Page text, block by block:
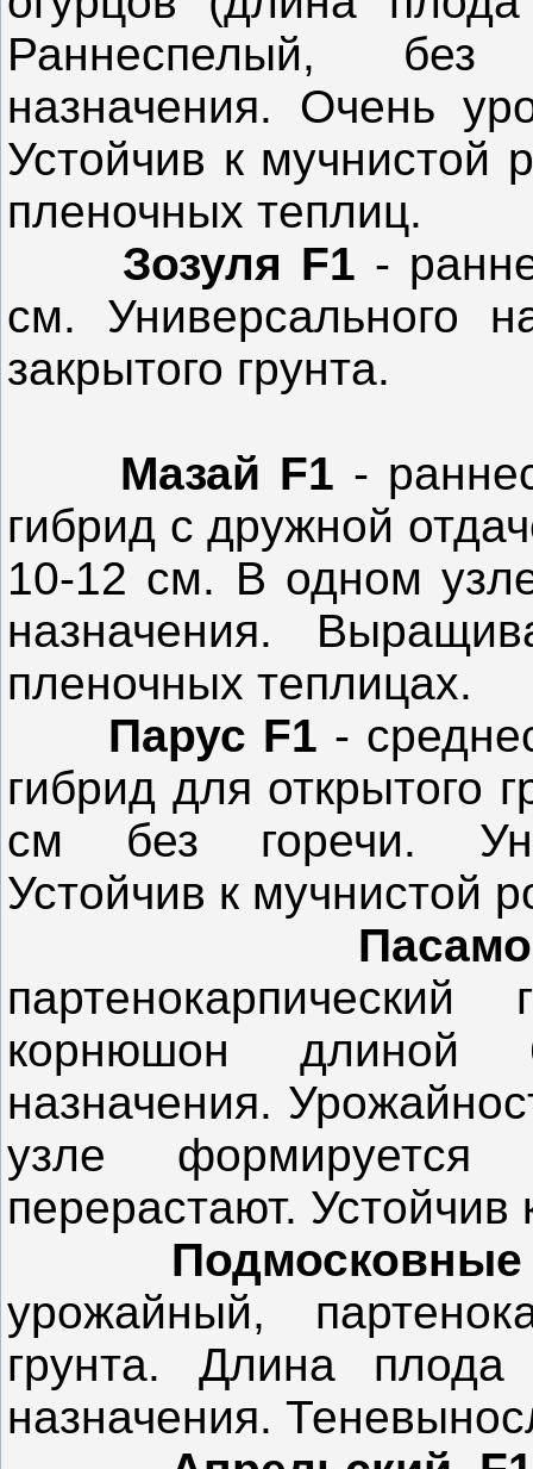
Раннеспелый, без
назначения. Очень
Устойчив к мучнистой
пленочных теплиц.
Зозуля F1 -
см. Универсального
закрытого грунта.
Мазай F1 -
гибрид с дружной
10-12 см. В одном
назначения.
пленочных теплицах.
Парус F1 -
гибрид для открытого
см без горечи.
Устойчив к мучнистой
корнюшон длиной
назначения.
узле
перерастают. Устойчив
урожайный,
грунта. Длина плода
назначения.